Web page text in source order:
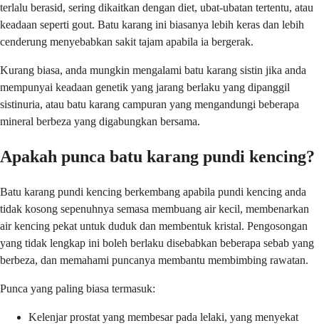
terlalu berasid, sering dikaitkan dengan diet, ubat-ubatan tertentu, atau
keadaan seperti gout. Batu karang ini biasanya lebih keras dan lebih
cenderung menyebabkan sakit tajam apabila ia bergerak.
Kurang biasa, anda mungkin mengalami batu karang sistin jika anda
mempunyai keadaan genetik yang jarang berlaku yang dipanggil
sistinuria, atau batu karang campuran yang mengandungi beberapa
mineral berbeza yang digabungkan bersama.
Apakah punca batu karang pundi kencing?
Batu karang pundi kencing berkembang apabila pundi kencing anda
tidak kosong sepenuhnya semasa membuang air kecil, membenarkan
air kencing pekat untuk duduk dan membentuk kristal. Pengosongan
yang tidak lengkap ini boleh berlaku disebabkan beberapa sebab yang
berbeza, dan memahami puncanya membantu membimbing rawatan.
Punca yang paling biasa termasuk:
Kelenjar prostat yang membesar pada lelaki, yang menyekat